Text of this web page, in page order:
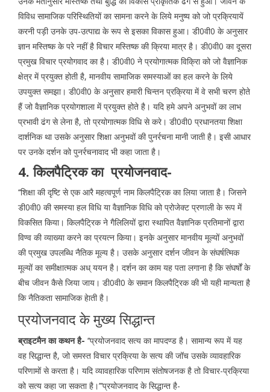
विविध सामाजिक परिस्थितियों का सामना करने के लिये मनुष्य को जो प्रक्रियायें
करनी पड़ी उनके उप-उत्पाद्य के रूप से इसका विकास हुआ। डी0वी0 के अनुसार
ज्ञान मस्तिष्क के परे नहीं है विचार मस्तिष्क की क्रिया मात्र है। डी0वी0 का दूसरा
प्रमुख विचार प्रयोगवाद का है। डी0वी0 ने प्रयोगात्मक विक्रिा को जो वैज्ञानिक
क्षेत्र में प्रयुक्त होती है, मानवीय सामाजिक समस्याओं का हल करने के लिये
उपयुक्त समझा। डी0वी0 के अनुसार हमारी चिन्तन प्रक्रिया में वे सभी चरण होते
हैं जो वैज्ञानिक प्रयोगशाला में प्रयुक्त होते है। यदि हमे अपने अनुभवों का लाभ
प्रभावी ढंग से लेना है, तो प्रयोगात्मक विधि से करे। डी0वी0 प्रधानतया शिक्षा
दार्शनिक था उसके अनुसार शिक्षा अनुभवों की पुनर्रचना मानी जाती है। इसी आधार
पर उनके दर्शन को पुनर्रचनावाद भी कहा जाता है।
4. किलपैट्रिक का प्रयोजनवाद-
‘‘शिक्षा की दृष्टि से एक आरै महत्वपूर्ण नाम किलपैट्रिक का लिया जाता है। जिसने
डी0वी0 की समस्या हल विधि या वैज्ञानिक विधि को प्रोजेक्ट प्रणाली के रूप में
विकसित किया। किलपैट्रिक ने गैलिलियों द्वारा स्थापित वैज्ञानिक प्रतिमानों द्वारा
विण्व की व्याख्या करने का प्रयत्न किया। इनके अनुसार मानवीय मूल्यों अनुभवों
की प्रमुख उपलब्धि नैतिक मूल्य है। उसके अनुसार दर्शन जीवन के संघर्षत्मिक
मूल्यों का समीक्षात्मक अध् ययन है। दर्शन का काम यह पता लगाना है कि संघर्षों के
बीच जीवन कैसे जिया जाय। डी0वी0 के समान किलपैट्रिक की भी यही मान्यता है
कि नैतिकता सामाजिक हेाती है।
प्रयोजनवाद के मुख्य सिद्धान्त
ब्राइटमैन का कथन है- ‘‘प्रयोजनवाद सत्य का मापदण्ड है। सामान्य रूप में यह
वह सिद्धान्त है, जो समस्त विचार प्रक्रिया के सत्य की जॉच उसके व्यावहारिक
परिणामों से करता है। यदि व्यावहारिक परिणाम संतोषजनक है तो विचार-प्रक्रिया
को सत्य कहा जा सकता है।’’’प्रयोजनवाद के सिद्धान्त है-